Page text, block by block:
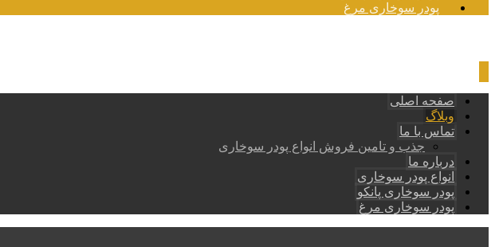
پودر سوخاری مرغ
صفحه اصلی
وبلاگ
تماس با ما
جذب و تامین فروش انواع پودر سوخاری
درباره ما
انواع پودر سوخاری
پودر سوخاری پانکو
پودر سوخاری مرغ